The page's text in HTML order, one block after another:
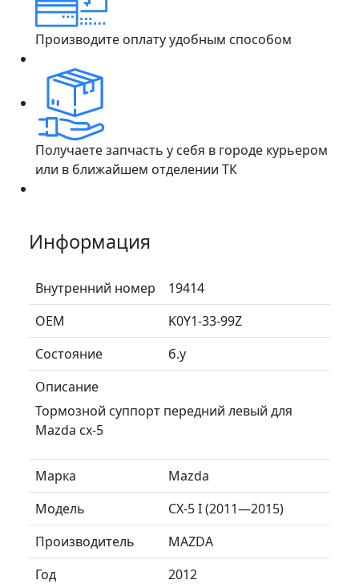
Производите оплату удобным способом
Получаете запчасть у себя в городе курьером
или в ближайшем отделении ТК
Информация
Внутренний номер
19414
ОЕМ
K0Y1-33-99Z
Состояние
б.у
Описание
Тормозной суппорт передний левый для
Mazda cx-5
Марка
Mazda
Модель
CX-5 I (2011—2015)
Производитель
MAZDA
Год
2012